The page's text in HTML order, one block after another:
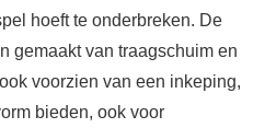
hoeft te onderbreken. De
gemaakt van traagschuim en
voorzien van een inkeping,
bieden, ook voor